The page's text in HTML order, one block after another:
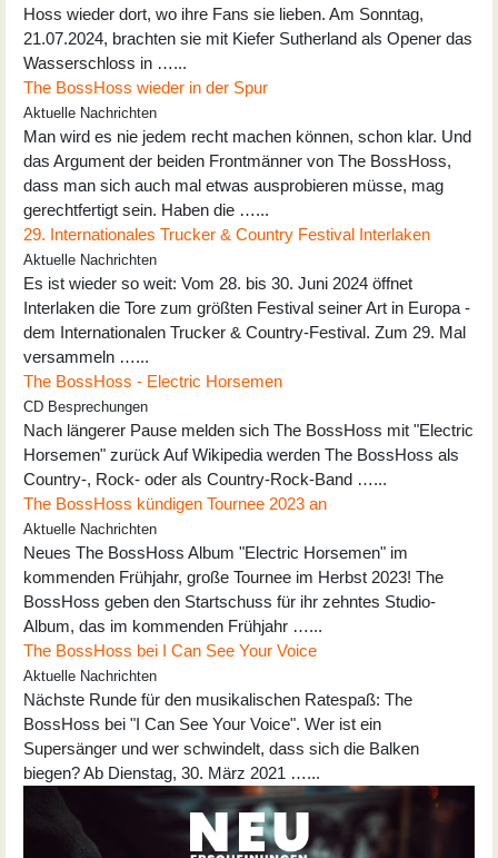
Hoss wieder dort, wo ihre Fans sie lieben. Am Sonntag,
21.07.2024, brachten sie mit Kiefer Sutherland als Opener das
Wasserschloss in …...
The BossHoss wieder in der Spur
Aktuelle Nachrichten
Man wird es nie jedem recht machen können, schon klar. Und
das Argument der beiden Frontmänner von The BossHoss,
dass man sich auch mal etwas ausprobieren müsse, mag
gerechtfertigt sein. Haben die …...
29. Internationales Trucker & Country Festival Interlaken
Aktuelle Nachrichten
Es ist wieder so weit: Vom 28. bis 30. Juni 2024 öffnet
Interlaken die Tore zum größten Festival seiner Art in Europa -
dem Internationalen Trucker & Country-Festival. Zum 29. Mal
versammeln …...
The BossHoss - Electric Horsemen
CD Besprechungen
Nach längerer Pause melden sich The BossHoss mit "Electric
Horsemen" zurück Auf Wikipedia werden The BossHoss als
Country-, Rock- oder als Country-Rock-Band …...
The BossHoss kündigen Tournee 2023 an
Aktuelle Nachrichten
Neues The BossHoss Album "Electric Horsemen" im
kommenden Frühjahr, große Tournee im Herbst 2023! The
BossHoss geben den Startschuss für ihr zehntes Studio-
Album, das im kommenden Frühjahr …...
The BossHoss bei I Can See Your Voice
Aktuelle Nachrichten
Nächste Runde für den musikalischen Ratespaß: The
BossHoss bei "I Can See Your Voice". Wer ist ein
Supersänger und wer schwindelt, dass sich die Balken
biegen? Ab Dienstag, 30. März 2021 …...